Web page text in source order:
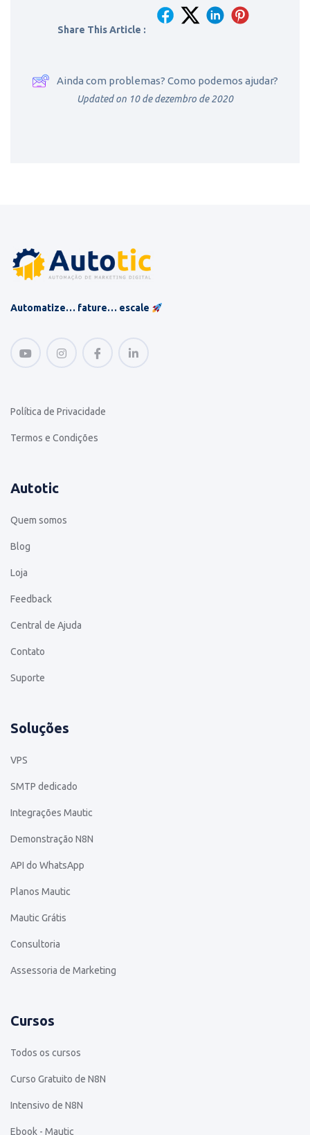
Share This Article :
Ainda com problemas? Como podemos ajudar?
Updated on 10 de dezembro de 2020
Automatize… fature… escale
Política de Privacidade
Termos e Condições
Autotic
Quem somos
Blog
Loja
Feedback
Central de Ajuda
Contato
Suporte
Soluções
VPS
SMTP dedicado
Integrações Mautic
Demonstração N8N
API do WhatsApp
Planos Mautic
Mautic Grátis
Consultoria
Assessoria de Marketing
Cursos
Todos os cursos
Curso Gratuito de N8N
Intensivo de N8N
Ebook - Mautic